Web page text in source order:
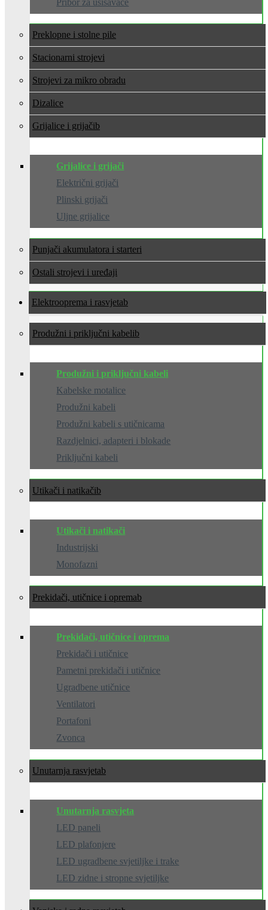
Preklopne i stolne pile
Stacionarni strojevi
Strojevi za mikro obradu
Dizalice
Grijalice i grijači
Grijalice i grijači
Električni grijači
Plinski grijači
Uljne grijalice
Punjači akumulatora i starteri
Ostali strojevi i uređaji
Elektrooprema i rasvjeta
Produžni i priključni kabeli
Produžni i priključni kabeli
Kabelske motalice
Produžni kabeli
Produžni kabeli s utičnicama
Razdjelnici, adapteri i blokade
Priključni kabeli
Utikači i natikači
Utikači i natikači
Industrijski
Monofazni
Prekidači, utičnice i oprema
Prekidači, utičnice i oprema
Prekidači i utičnice
Pametni prekidači i utičnice
Ugradbene utičnice
Ventilatori
Portafoni
Zvonca
Unutarnja rasvjeta
Unutarnja rasvjeta
LED paneli
LED plafonjere
LED ugradbene svjetiljke i trake
LED zidne i stropne svjetiljke